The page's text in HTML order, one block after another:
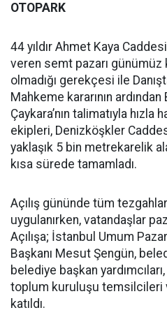
OTOPARK
44 yıldır Ahmet Kaya
veren semt pazarı günümüz
olmadığı gerekçesi ile
Mahkeme kararının
Çaykara’nın talimatıyla
ekipleri, Denizköşkler
yaklaşık 5 bin metrekarelik
kısa sürede tamamladı.
Açılış gününde tüm
uygulanırken, vatandaşlar
Açılışa; İstanbul Umum
Başkanı Mesut Şengün,
belediye başkan
toplum kuruluşu temsilcileri
katıldı.